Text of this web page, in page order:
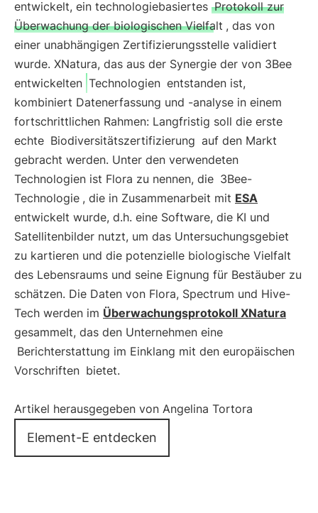
entwickelt, ein technologiebasiertes Protokoll zur
Überwachung der biologischen Vielfalt , das von
einer unabhängigen Zertifizierungsstelle validiert
wurde. XNatura, das aus der Synergie der von 3Bee
entwickelten Technologien entstanden ist,
kombiniert Datenerfassung und -analyse in einem
fortschrittlichen Rahmen: Langfristig soll die erste
echte Biodiversitätszertifizierung auf den Markt
gebracht werden. Unter den verwendeten
Technologien ist Flora zu nennen, die 3Bee-
Technologie , die in Zusammenarbeit mit ESA
entwickelt wurde, d.h. eine Software, die KI und
Satellitenbilder nutzt, um das Untersuchungsgebiet
zu kartieren und die potenzielle biologische Vielfalt
des Lebensraums und seine Eignung für Bestäuber zu
schätzen. Die Daten von Flora, Spectrum und Hive-
Tech werden im Überwachungsprotokoll XNatura
gesammelt, das den Unternehmen eine
Berichterstattung im Einklang mit den europäischen
Vorschriften bietet.
Artikel herausgegeben von Angelina Tortora
Element-E entdecken